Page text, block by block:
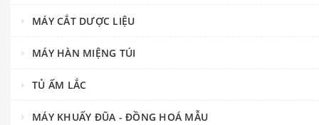
MÁY CẮT DƯỢC LIỆU
MÁY HÀN MIỆNG TÚI
TỦ ẤM LẮC
MÁY KHUẤY ĐŨA - ĐỒNG HOÁ MẪU